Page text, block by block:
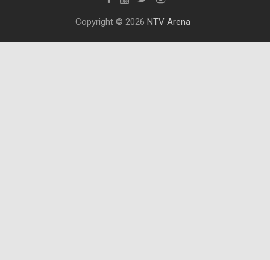
Copyright © 2026 NTV Arena